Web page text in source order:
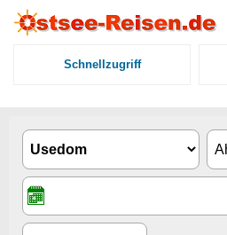
Schnellzugriff